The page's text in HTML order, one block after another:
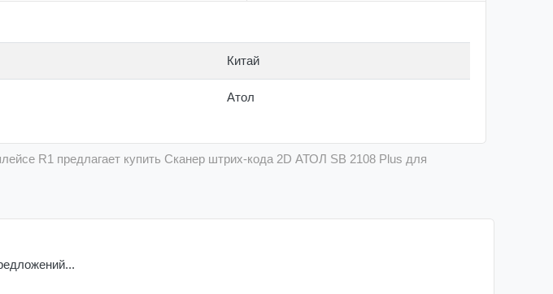
Китай
Атол
R1 предлагает купить Сканер штрих-кода 2D АТОЛ SB 2108 Plus для